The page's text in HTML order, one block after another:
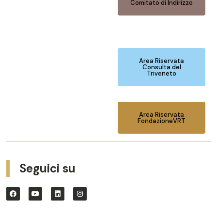
Comitato di Indirizzo
Area Riservata
Consulta del
Triveneto
Area Riservata
FondazioneVRT
Seguici su